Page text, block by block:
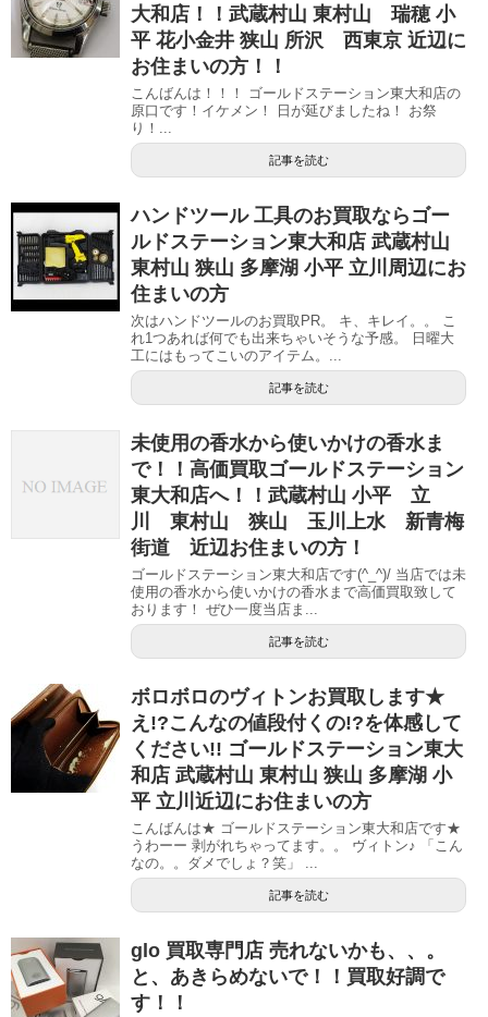
大和店！！武蔵村山 東村山 瑞穂 小
平 花小金井 狭山 所沢 西東京 近辺に
お住まいの方！！
こんばんは！！！ ゴールドステーション東大和店の
原口です！イケメン！ 日が延びましたね！ お祭
り！...
記事を読む
ハンドツール 工具のお買取ならゴー
ルドステーション東大和店 武蔵村山
東村山 狭山 多摩湖 小平 立川周辺にお
住まいの方
次はハンドツールのお買取PR。 キ、キレイ。。 こ
れ1つあれば何でも出来ちゃいそうな予感。 日曜大
工にはもってこいのアイテム。...
記事を読む
未使用の香水から使いかけの香水ま
で！！高価買取ゴールドステーション
東大和店へ！！武蔵村山 小平 立
川 東村山 狭山 玉川上水 新青梅
街道 近辺お住まいの方！
ゴールドステーション東大和店です(^_^)/ 当店では未
使用の香水から使いかけの香水まで高価買取致して
おります！ ぜひ一度当店ま...
記事を読む
ボロボロのヴィトンお買取します★
え!?こんなの値段付くの!?を体感して
ください!! ゴールドステーション東大
和店 武蔵村山 東村山 狭山 多摩湖 小
平 立川近辺にお住まいの方
こんばんは★ ゴールドステーション東大和店です★
うわーー 剥がれちゃってます。。 ヴィトン♪ 「こん
なの。。ダメでしょ？笑」 ...
記事を読む
glo 買取専門店 売れないかも、、。
と、あきらめないで！！買取好調で
す！！